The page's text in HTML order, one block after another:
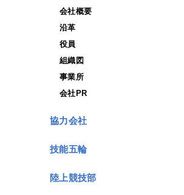
会社概要
沿革
役員
組織図
事業所
会社PR
協力会社
技能五輪
陸上競技部